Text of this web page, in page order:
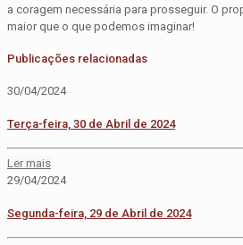
a coragem necessária para prosseguir. O
maior que o que podemos imaginar!
Publicações relacionadas
30/04/2024
Terça-feira, 30 de Abril de 2024
Ler mais
29/04/2024
Segunda-feira, 29 de Abril de 2024